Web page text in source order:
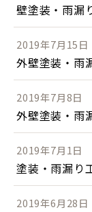
壁塗装・雨漏
2019年7月15日
外壁塗装・雨
2019年7月8日
外壁塗装・雨
2019年7月1日
塗装・雨漏り
2019年6月28日